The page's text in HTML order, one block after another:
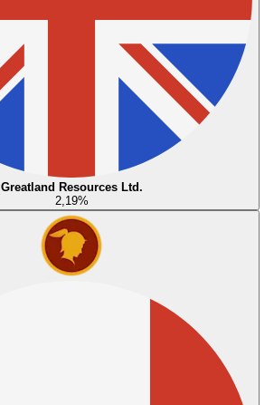
Greatland Resources Ltd.
2,19%